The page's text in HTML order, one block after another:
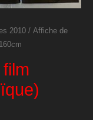
2010 / Affiche de